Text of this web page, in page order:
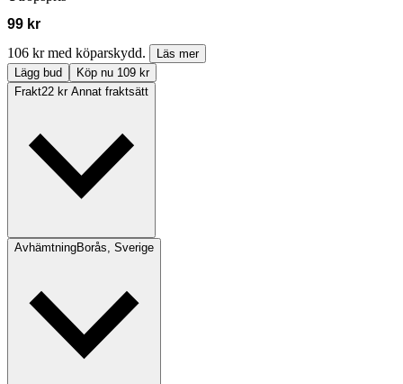
99 kr
106 kr med köparskydd.
Läs mer
Lägg bud
Köp nu 109 kr
Frakt22 kr Annat fraktsätt
AvhämtningBorås, Sverige